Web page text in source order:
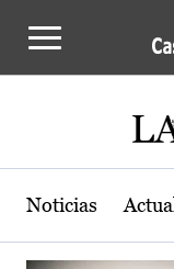
Actualidad
Noticias